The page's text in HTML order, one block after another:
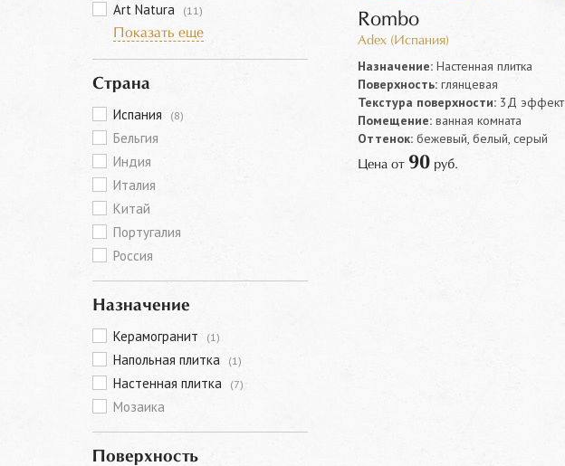
Art Natura
(11)
Показать еще
Страна
Испания (8)
Бельгия
Индия
Италия
Китай
Португалия
Россия
Назначение
Керамогранит (1)
Напольная плитка (1)
Настенная плитка (7)
Мозаика
Поверхность
Rombo
Adex (Испания)
Назначение:Настенная плитка
Поверхность:глянцевая
Текстура поверхности:3Д эффект
Помещение:ванная комната
Оттенок:бежевый, белый, серый
Цена от 90руб.